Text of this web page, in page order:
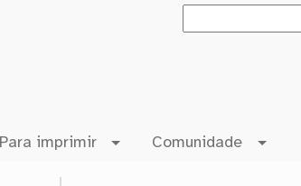
Para imprimir Comunidade